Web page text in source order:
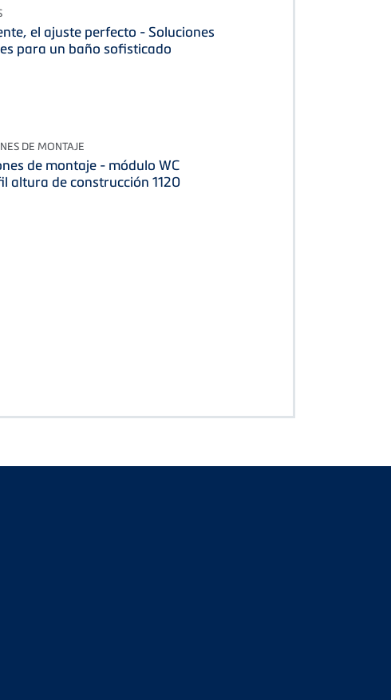
el ajuste perfecto - Soluciones
para un baño sofisticado
DE MONTAJE
de montaje - módulo WC
altura de construcción 1120